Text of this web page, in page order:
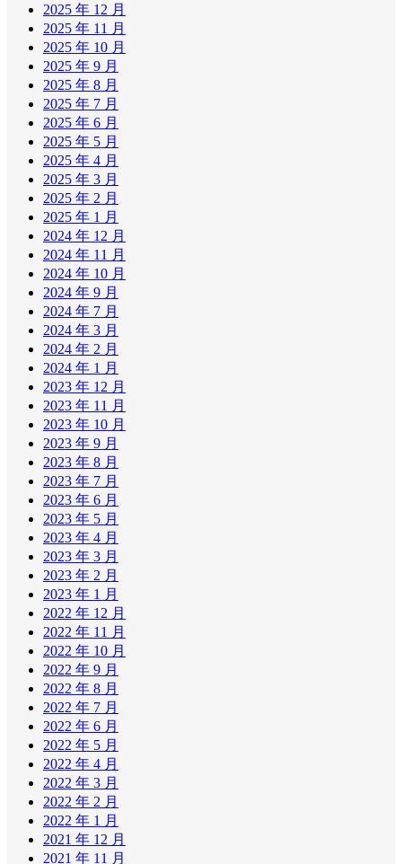
2025 年 12 月
2025 年 11 月
2025 年 10 月
2025 年 9 月
2025 年 8 月
2025 年 7 月
2025 年 6 月
2025 年 5 月
2025 年 4 月
2025 年 3 月
2025 年 2 月
2025 年 1 月
2024 年 12 月
2024 年 11 月
2024 年 10 月
2024 年 9 月
2024 年 7 月
2024 年 3 月
2024 年 2 月
2024 年 1 月
2023 年 12 月
2023 年 11 月
2023 年 10 月
2023 年 9 月
2023 年 8 月
2023 年 7 月
2023 年 6 月
2023 年 5 月
2023 年 4 月
2023 年 3 月
2023 年 2 月
2023 年 1 月
2022 年 12 月
2022 年 11 月
2022 年 10 月
2022 年 9 月
2022 年 8 月
2022 年 7 月
2022 年 6 月
2022 年 5 月
2022 年 4 月
2022 年 3 月
2022 年 2 月
2022 年 1 月
2021 年 12 月
2021 年 11 月